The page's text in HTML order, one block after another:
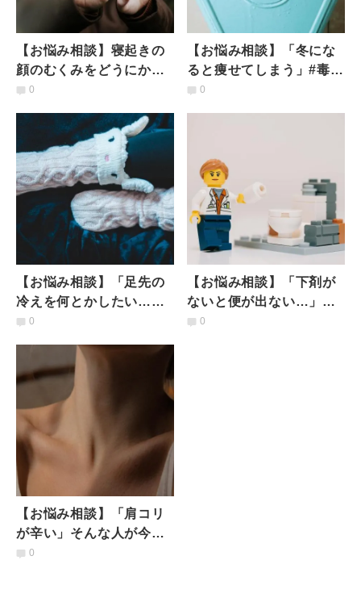
【お悩み相談】寝起きの
顔のむくみをどうにかし
たい！#毒出し保健室
0
【お悩み相談】「冬にな
ると痩せてしまう」#毒出
し保健室
0
【お悩み相談】「足先の
冷えを何とかしたい…」#
毒出し保健室
0
【お悩み相談】「下剤が
ないと便が出ない…」快
便に逆効果をもたらす食
0
【お悩み相談】「肩コリ
が辛い」そんな人が今日
からマッサージすべき３
0